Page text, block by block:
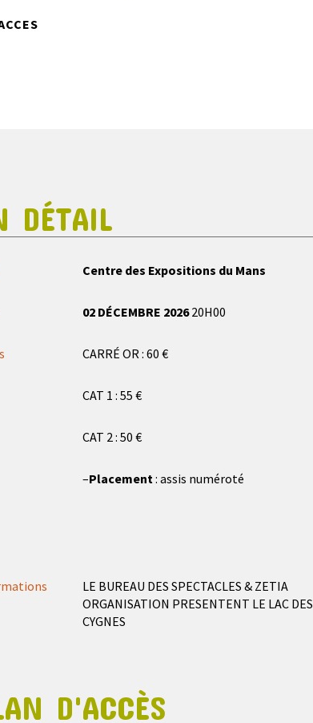
DÉTAIL
Centre des Expositions du Mans
02 DÉCEMBRE 202620H00
CARRÉ OR : 60 €
CAT 1 : 55 €
CAT 2 : 50 €
–Placement: assis numéroté
LE BUREAU DES SPECTACLES & ZETIA
ORGANISATION PRESENTENT LE LAC DES
CYGNES
D'ACCÈS